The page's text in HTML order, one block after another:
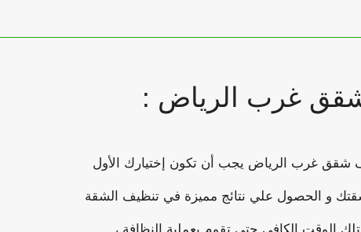
غرب الرياض :
شقق غرب الرياض يجب أن تكون إختيارك الأول
و الحصول علي نتائج مميزة في تنظيف الشقة
الوقت الكافي حتي تقوم بعملية النظافة ،